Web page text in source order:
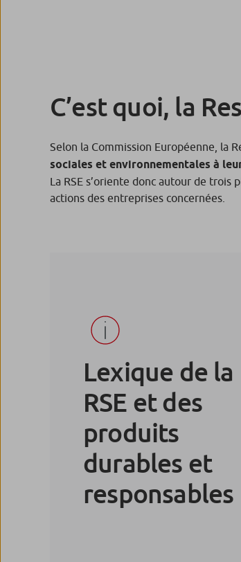
C’est quoi, la
Selon la Commission Européenne, la
sociales et environnementales à
La RSE s’oriente donc autour de
actions des entreprises concernées.
Lexique de la
RSE et des
produits
durables et
responsables